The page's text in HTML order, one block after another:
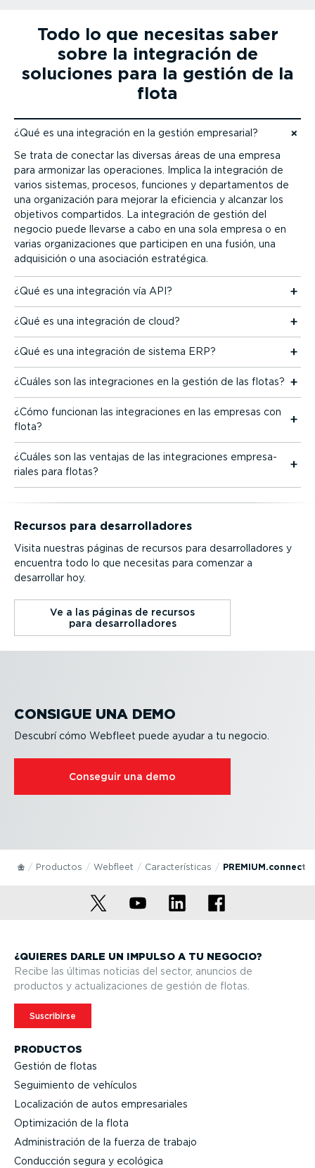
Todo lo que necesitas saber
sobre la integración de
soluciones para la gestión de la
flota
¿Qué es una integración en la gestión empresarial?
Ir al contenido
Se trata de conectar las diversas áreas de una empresa
para armonizar las operaciones. Implica la integración de
varios sistemas, procesos, funciones y depar­ta­mentos de
una organi­zación para mejorar la eficiencia y alcanzar los
objetivos compartidos. La integración de gestión del
negocio puede llevarse a cabo en una sola empresa o en
varias organi­za­ciones que participen en una fusión, una
adquisición o una asociación estratégica.
¿Qué es una integración vía API?
¿Qué es una integración de cloud?
¿Qué es una integración de sistema ERP?
¿Cuáles son las integra­ciones en la gestión de las flotas?
¿Cómo funcionan las integra­ciones en las empresas con
flota?
¿Cuáles son las ventajas de las integra­ciones empre­sa­
riales para flotas?
Recursos para desarro­lla­dores
Visita nuestras páginas de recursos para desarro­lla­dores y
encuentra todo lo que necesitas para comenzar a
desarrollar hoy.
Ve a las páginas de recursos
para desarro­lla­dores
CONSIGUE UNA DEMO
Descubrí cómo Webfleet puede ayudar a tu negocio.
Conseguir una demo
Productos Webfleet Carac­te­rís­ticas PREMIUM.connect
PRODUCTOS
Gestión de flotas
Seguimiento de vehículos
Locali­zación de autos empre­sa­riales
Optimi­zación de la flota
Adminis­tración de la fuerza de trabajo
Conducción segura y ecológica
¿QUIERES DARLE UN IMPULSO A TU NEGOCIO?
Recibe las últimas noticias del sector, anuncios de
productos y actua­li­za­ciones de gestión de flotas.
Suscribirse